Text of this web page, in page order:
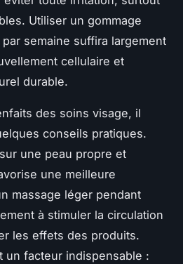
Utiliser un gommage
semaine suffira largement
cellulaire et
durable.
des soins visage, il
conseils pratiques.
une peau propre et
une meilleure
massage léger pendant
à stimuler la circulation
les effets des produits.
un facteur indispensable :